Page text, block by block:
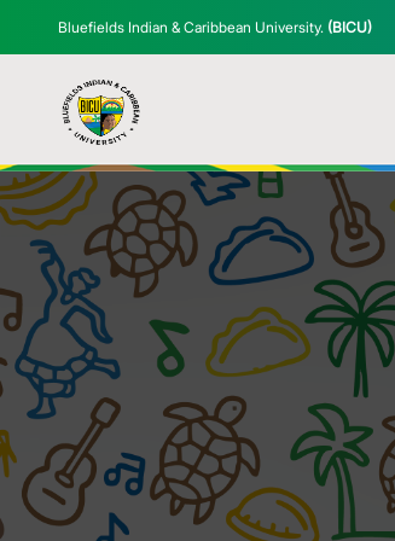
Bluefields Indian & Caribbean University. (BICU)